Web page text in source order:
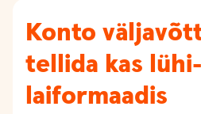
Konto
tellida kas
laiformaadis